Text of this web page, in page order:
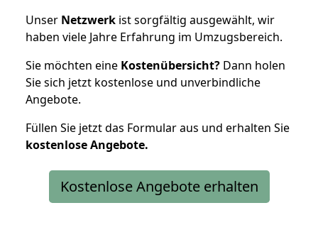
Unser Netzwerk ist sorgfältig ausgewählt, wir
haben viele Jahre Erfahrung im Umzugsbereich.
Sie möchten eine Kostenübersicht? Dann holen
Sie sich jetzt kostenlose und unverbindliche
Angebote.
Füllen Sie jetzt das Formular aus und erhalten Sie
kostenloseAngebote.
Kostenlose Angebote erhalten